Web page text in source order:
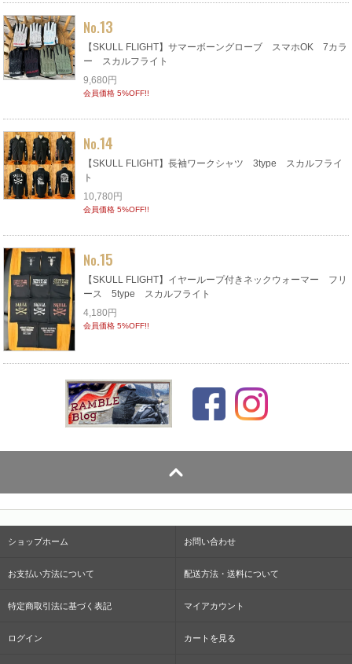
No.13
【SKULL FLIGHT】サマーボーングローブ スマホOK 7カラ
ー スカルフライト
9,680円
会員価格 5%OFF!!
No.14
【SKULL FLIGHT】長袖ワークシャツ 3type スカルフライ
ト
10,780円
会員価格 5%OFF!!
No.15
【SKULL FLIGHT】イヤーループ付きネックウォーマー フリ
ース 5type スカルフライト
4,180円
会員価格 5%OFF!!
ショップホーム お問い合わせ
お支払い方法について 配送方法・送料について
特定商取引法に基づく表記 マイアカウント
ログイン カートを見る